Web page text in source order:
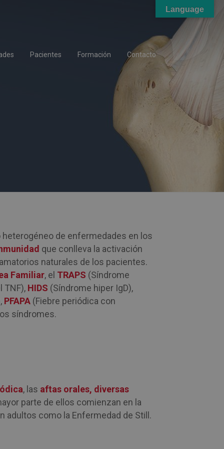
Pacientes Formación Contacto
de enfermedades en los
que conlleva la activación
naturales de los pacientes.
Familiar, el TRAPS (Síndrome
TNF), HIDS (Síndrome hiper IgD),
PFAPA (Fiebre periódica con
síndromes.
, las aftas orales, diversas
parte de ellos comienzan en la
adultos como la Enfermedad de Still.
Language